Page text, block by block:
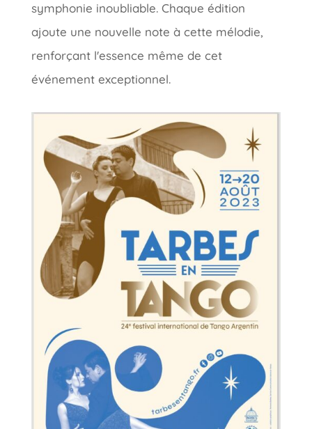
symphonie inoubliable. Chaque édition
ajoute une nouvelle note à cette mélodie,
renforçant l'essence même de cet
événement exceptionnel.